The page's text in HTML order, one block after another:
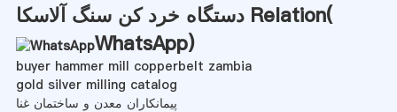
دستگاه خرد کن سنگ آلاسکا Relation(
WhatsApp)
buyer hammer mill copperbelt zambia
gold silver milling catalog
پیمانکاران معدن و ساختمان غنا